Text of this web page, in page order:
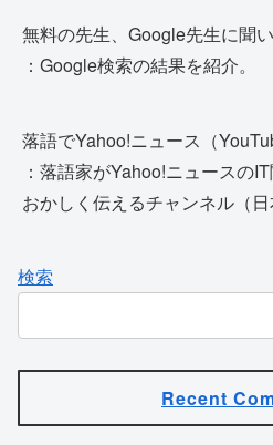
無料の先生、Google先生に聞
：Google検索の結果を紹介。
落語でYahoo!ニュース（
：落語家がYahoo!ニュースの
おかしく伝えるチャンネル（日
検索
Recent